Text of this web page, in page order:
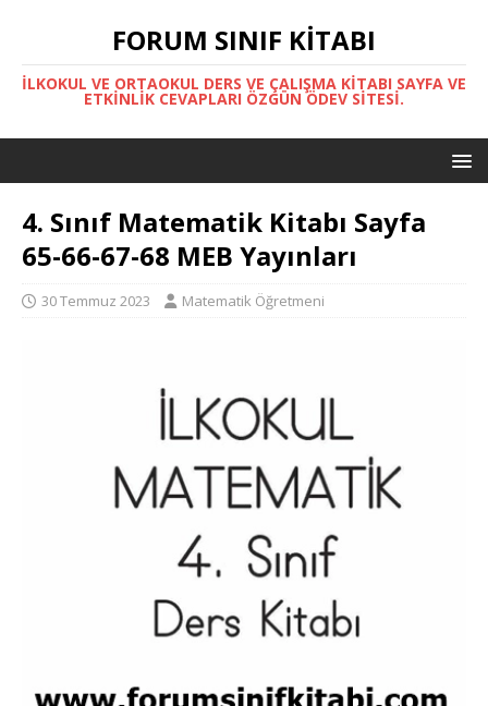
FORUM SINIF KITABI
İLKOKUL VE ORTAOKUL DERS VE ÇALIŞMA KITABI SAYFA VE
ETKINLIK CEVAPLARI ÖZGÜN ÖDEV SITESI.
4. Sınıf Matematik Kitabı Sayfa
65-66-67-68 MEB Yayınları
30 Temmuz 2023 Matematik Öğretmeni